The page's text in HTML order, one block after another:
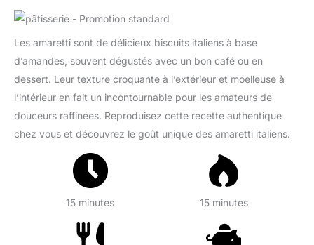
Les amaretti sont de délicieux biscuits italiens à base
d’amandes, souvent dégustés avec un bon café ou en
dessert. Leur texture croquante à l’extérieur et moelleuse à
l’intérieur en fait un incontournable pour les amateurs de
douceurs raffinées. Reproduisez cette recette authentique
chez vous et découvrez le goût unique des amaretti italiens.
15 minutes 15 minutes